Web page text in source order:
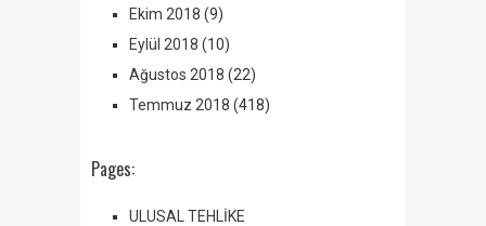
Ekim 2018 (9)
Eylül 2018 (10)
Ağustos 2018 (22)
Temmuz 2018 (418)
Pages:
ULUSAL TEHLİKE